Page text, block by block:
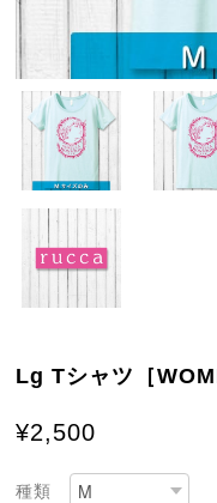
Lg Tシャツ［
¥2,500
種類